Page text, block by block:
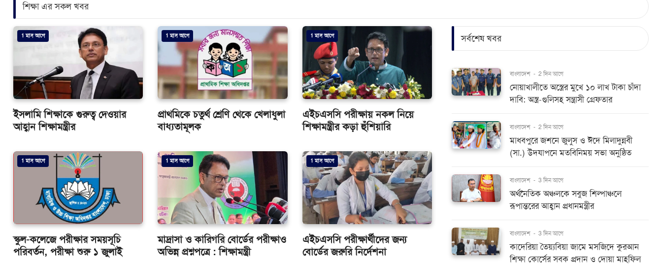
শিক্ষা এর সকল খবর
1 মাস আগে
ইসলামি শিক্ষাকে গুরুত্ব দেওয়ার
আহ্বান শিক্ষামন্ত্রীর
1 মাস আগে
প্রাথমিকে চতুর্থ শ্রেণি থেকে খেলাধুলা
বাধ্যতামূলক
1 মাস আগে
এইচএসসি পরীক্ষায় নকল নিয়ে
শিক্ষামন্ত্রীর কড়া হুঁশিয়ারি
1 মাস আগে
স্কুল-কলেজে পরীক্ষার সময়সূচি
পরিবর্তন, পরীক্ষা শুরু ১ জুলাই
1 মাস আগে
মাদ্রাসা ও কারিগরি বোর্ডের পরীক্ষাও
অভিন্ন প্রশ্নপত্রে : শিক্ষামন্ত্রী
1 মাস আগে
এইচএসসি পরীক্ষার্থীদের জন্য
বোর্ডের জরুরি নির্দেশনা
সর্বশেষ খবর
বাংলাদেশ - 2 দিন আগে
নোয়াখালীতে অস্ত্রের মুখে ১০ লাখ টাকা চাঁদা
দাবি: অস্ত্র-গুলিসহ সন্ত্রাসী গ্রেফতার
বাংলাদেশ - 2 দিন আগে
মাধবপুরে জশনে জুলুস ও ঈদে মিলাদুন্নবী
(সা.) উদযাপনে মতবিনিময় সভা অনুষ্ঠিত
বাংলাদেশ - 3 দিন আগে
অর্থনৈতিক অঞ্চলকে সবুজ শিল্পাঞ্চলে
রূপান্তরের আহ্বান প্রধানমন্ত্রীর
বাংলাদেশ - 3 দিন আগে
কাদেরিয়া তৈয়্যবিয়া জামে মসজিদে কুরআন
শিক্ষা কোর্সের সবক প্রদান ও দোয়া মাহফিল